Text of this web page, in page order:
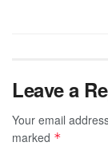
Leave a
Your email
marked *